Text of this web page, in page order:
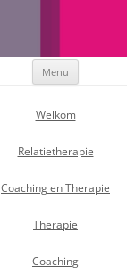
Menu
Welkom
Relatietherapie
Coaching en Therapie
Therapie
Coaching